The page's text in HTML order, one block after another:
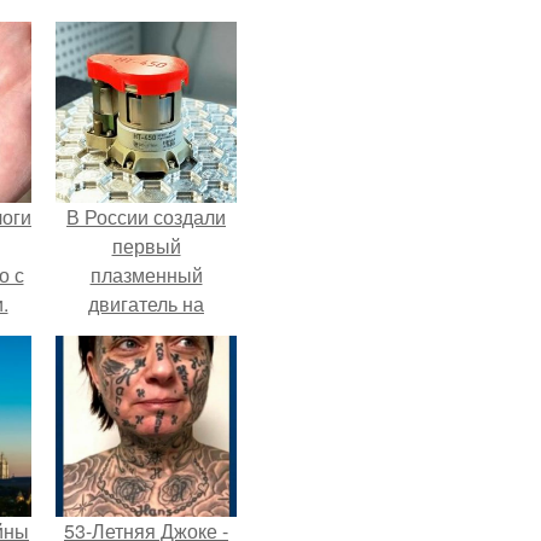
с
В России создали
первый
плазменный
двигатель на
криптоне.
53-Летняя Джоке -